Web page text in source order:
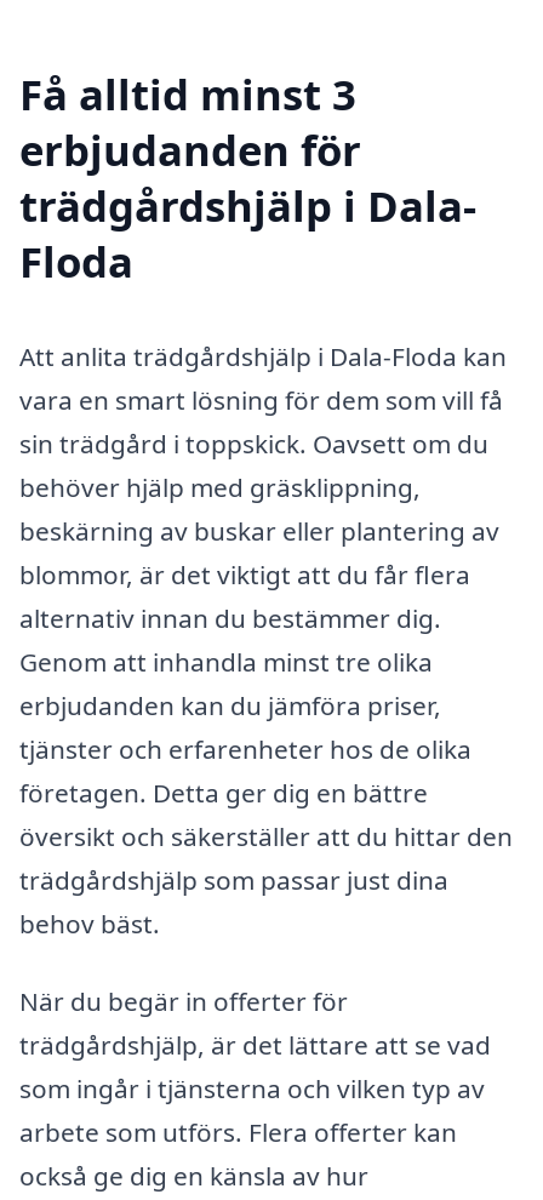
Få alltid minst 3
erbjudanden för
trädgårdshjälp i Dala-
Floda
Att anlita trädgårdshjälp i Dala-Floda kan
vara en smart lösning för dem som vill få
sin trädgård i toppskick. Oavsett om du
behöver hjälp med gräsklippning,
beskärning av buskar eller plantering av
blommor, är det viktigt att du får flera
alternativ innan du bestämmer dig.
Genom att inhandla minst tre olika
erbjudanden kan du jämföra priser,
tjänster och erfarenheter hos de olika
företagen. Detta ger dig en bättre
översikt och säkerställer att du hittar den
trädgårdshjälp som passar just dina
behov bäst.
När du begär in offerter för
trädgårdshjälp, är det lättare att se vad
som ingår i tjänsterna och vilken typ av
arbete som utförs. Flera offerter kan
också ge dig en känsla av hur